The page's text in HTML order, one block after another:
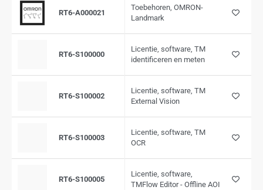
RT6-A000021
Toebehoren, OMRON-
Landmark
RT6-S100000
Licentie, software, TM
identificeren en meten
RT6-S100002
Licentie, software, TM
External Vision
RT6-S100003
Licentie, software, TM
OCR
RT6-S100005
Licentie, software,
TMFlow Editor - Offline AOI